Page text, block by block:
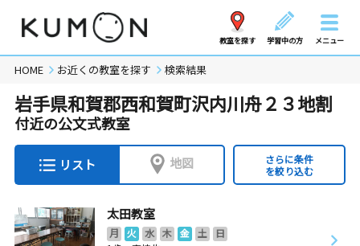
教室を探す 学習中の方 メニュー
HOME お近くの教室を探す 検索結果
岩手県和賀郡西和賀町沢内川舟２３地割
付近の公文式教室
リスト 地図
さらに条件
を絞り込む
太田教室
月 火 水 木 金 土
日